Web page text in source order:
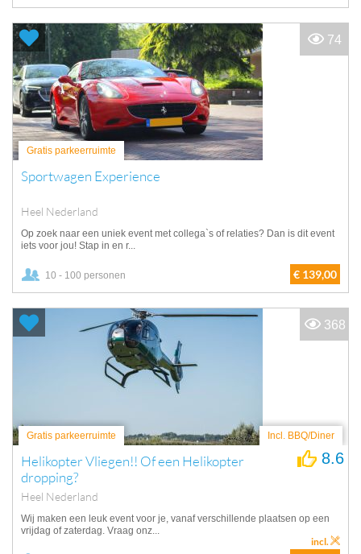
Gratis parkeerruimte
Sportwagen Experience
Heel Nederland
Op zoek naar een uniek event met collega`s of relaties? Dan is dit event
iets voor jou! Stap in en r...
10 - 100 personen € 139,00
74
Gratis parkeerruimte Incl. BBQ/Diner
Helikopter Vliegen!! Of een Helikopter
dropping?
Heel Nederland
8.6
Wij maken een leuk event voor je, vanaf verschillende plaatsen op een
vrijdag of zaterdag. Vraag onz...
incl.
368